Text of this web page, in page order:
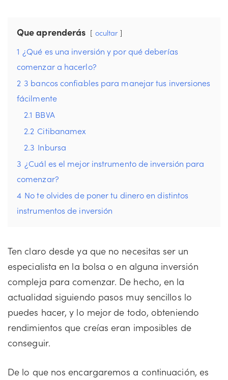
Que aprenderás ocultar
1 ¿Qué es una inversión y por qué deberías
comenzar a hacerlo?
2 3 bancos confiables para manejar tus inversiones
fácilmente
2.1 BBVA
2.2 Citibanamex
2.3 Inbursa
3 ¿Cuál es el mejor instrumento de inversión para
comenzar?
4 No te olvides de poner tu dinero en distintos
instrumentos de inversión
Ten claro desde ya que no necesitas ser un
especialista en la bolsa o en alguna inversión
compleja para comenzar. De hecho, en la
actualidad siguiendo pasos muy sencillos lo
puedes hacer, y lo mejor de todo, obteniendo
rendimientos que creías eran imposibles de
conseguir.
De lo que nos encargaremos a continuación, es